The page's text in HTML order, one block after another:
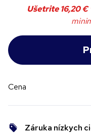
Ušetrite16,20 €
Cena
Záruka nízkych